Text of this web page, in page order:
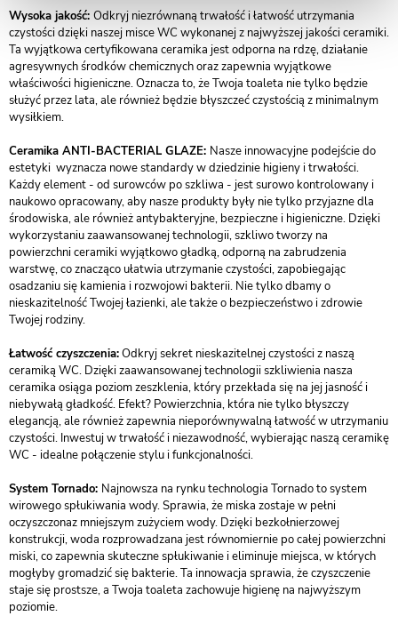
Wysoka jakość: Odkryj niezrównaną trwałość i łatwość utrzymania
czystości dzięki naszej misce WC wykonanej z najwyższej jakości ceramiki.
Ta wyjątkowa certyfikowana ceramika jest odporna na rdzę, działanie
agresywnych środków chemicznych oraz zapewnia wyjątkowe
właściwości higieniczne. Oznacza to, że Twoja toaleta nie tylko będzie
służyć przez lata, ale również będzie błyszczeć czystością z minimalnym
wysiłkiem.
Ceramika ANTI-BACTERIAL GLAZE: Nasze innowacyjne podejście do
estetyki wyznacza nowe standardy w dziedzinie higieny i trwałości.
Każdy element - od surowców po szkliwa - jest surowo kontrolowany i
naukowo opracowany, aby nasze produkty były nie tylko przyjazne dla
środowiska, ale również antybakteryjne, bezpieczne i higieniczne. Dzięki
wykorzystaniu zaawansowanej technologii, szkliwo tworzy na
powierzchni ceramiki wyjątkowo gładką, odporną na zabrudzenia
warstwę, co znacząco ułatwia utrzymanie czystości, zapobiegając
osadzaniu się kamienia i rozwojowi bakterii. Nie tylko dbamy o
nieskazitelność Twojej łazienki, ale także o bezpieczeństwo i zdrowie
Twojej rodziny.
Łatwość czyszczenia:Odkryj sekret nieskazitelnej czystości z naszą
ceramiką WC. Dzięki zaawansowanej technologii szkliwienia nasza
ceramika osiąga poziom zeszklenia, który przekłada się na jej jasność i
niebywałą gładkość. Efekt? Powierzchnia, która nie tylko błyszczy
elegancją, ale również zapewnia nieporównywalną łatwość w utrzymaniu
czystości. Inwestuj w trwałość i niezawodność, wybierając naszą ceramikę
WC - idealne połączenie stylu i funkcjonalności.
System Tornado: Najnowsza na rynku technologia Tornado to system
wirowego spłukiwania wody. Sprawia, że miska zostaje w pełni
oczyszczonaz mniejszym zużyciem wody. Dzięki bezkołnierzowej
konstrukcji, woda rozprowadzana jest równomiernie po całej powierzchni
miski, co zapewnia skuteczne spłukiwanie i eliminuje miejsca, w których
mogłyby gromadzić się bakterie. Ta innowacja sprawia, że czyszczenie
staje się prostsze, a Twoja toaleta zachowuje higienę na najwyższym
poziomie.